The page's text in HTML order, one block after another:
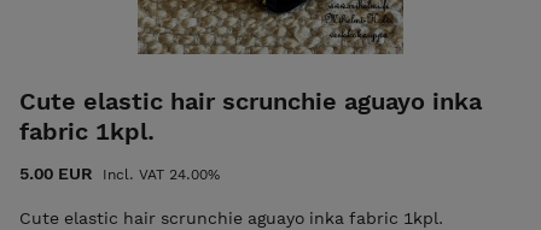
Cute elastic hair scrunchie aguayo inka
fabric 1kpl.
5.00 EUR Incl. VAT 24.00%
Cute elastic hair scrunchie aguayo inka fabric 1kpl.